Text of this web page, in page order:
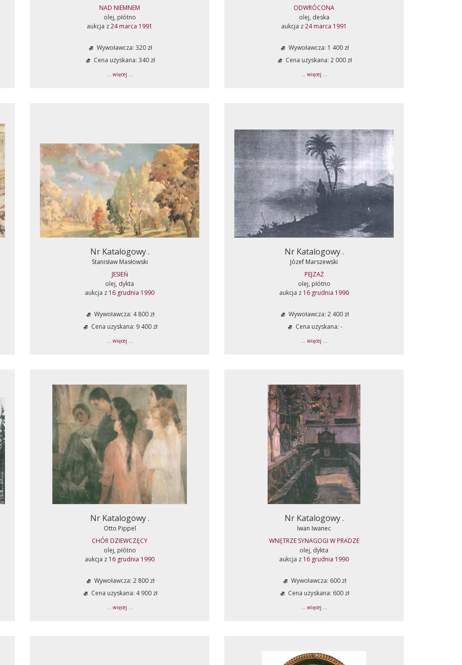
NAD NIEMNEM
olej, płótno
aukcja z24 marca 1991
Wywoławcza: 320 zł
Cena uzyskana: 340 zł
... więcej ...
ODWRÓCONA
olej, deska
aukcja z24 marca 1991
Wywoławcza: 1 400 zł
Cena uzyskana: 2 000 zł
... więcej ...
Nr Katalogowy .
Stanisław Masłowski
JESIEŃ
olej, dykta
aukcja z 16 grudnia 1990
Wywoławcza: 4 800 zł
Cena uzyskana: 9 400 zł
... więcej ...
Nr Katalogowy .
Józef Marszewski
PEJZAŻ
olej, płótno
aukcja z 16 grudnia 1990
Wywoławcza: 2 400 zł
Cena uzyskana: -
... więcej ...
Nr Katalogowy .
Otto Pippel
CHÓR DZIEWCZĘCY
olej, płótno
aukcja z 16 grudnia 1990
Wywoławcza: 2 800 zł
Cena uzyskana: 4 900 zł
... więcej ...
Nr Katalogowy .
Iwan Iwanec
WNĘTRZE SYNAGOGI W PRADZE
olej, dykta
aukcja z 16 grudnia 1990
Wywoławcza: 600 zł
Cena uzyskana: 600 zł
... więcej ...